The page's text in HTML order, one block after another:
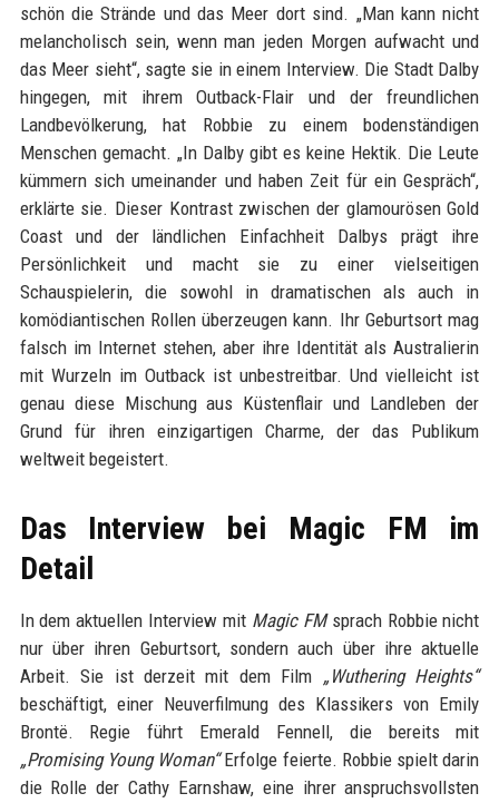
schön die Strände und das Meer dort sind. „Man kann nicht
melancholisch sein, wenn man jeden Morgen aufwacht und
das Meer sieht“, sagte sie in einem Interview. Die Stadt Dalby
hingegen, mit ihrem Outback-Flair und der freundlichen
Landbevölkerung, hat Robbie zu einem bodenständigen
Menschen gemacht. „In Dalby gibt es keine Hektik. Die Leute
kümmern sich umeinander und haben Zeit für ein Gespräch“,
erklärte sie. Dieser Kontrast zwischen der glamourösen Gold
Coast und der ländlichen Einfachheit Dalbys prägt ihre
Persönlichkeit und macht sie zu einer vielseitigen
Schauspielerin, die sowohl in dramatischen als auch in
komödiantischen Rollen überzeugen kann. Ihr Geburtsort mag
falsch im Internet stehen, aber ihre Identität als Australierin
mit Wurzeln im Outback ist unbestreitbar. Und vielleicht ist
genau diese Mischung aus Küstenflair und Landleben der
Grund für ihren einzigartigen Charme, der das Publikum
weltweit begeistert.
Das Interview bei Magic FM im
Detail
In dem aktuellen Interview mit Magic FMsprach Robbie nicht
nur über ihren Geburtsort, sondern auch über ihre aktuelle
Arbeit. Sie ist derzeit mit dem Film „Wuthering Heights“
beschäftigt, einer Neuverfilmung des Klassikers von Emily
Brontë. Regie führt Emerald Fennell, die bereits mit
„Promising Young Woman“Erfolge feierte. Robbie spielt darin
die Rolle der Cathy Earnshaw, eine ihrer anspruchsvollsten